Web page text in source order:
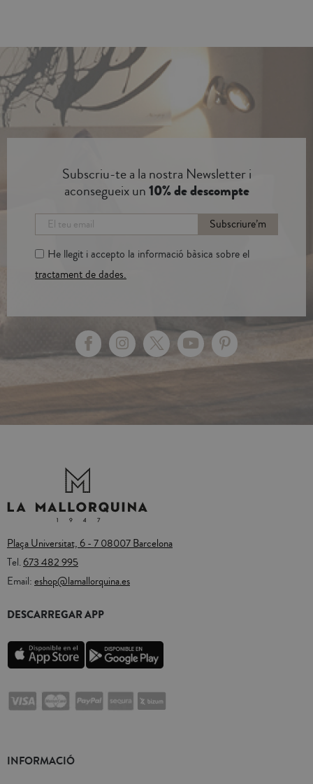
Subscriu-te a la nostra Newsletter i
aconsegueix un10% de descompte
Subscriure’m
He llegit i accepto la informació bàsica sobre el
tractament de dades.
Plaça Universitat, 6 - 7 08007 Barcelona
Tel.673 482 995
Email:eshop@lamallorquina.es
DESCARREGAR APP
INFORMACIÓ